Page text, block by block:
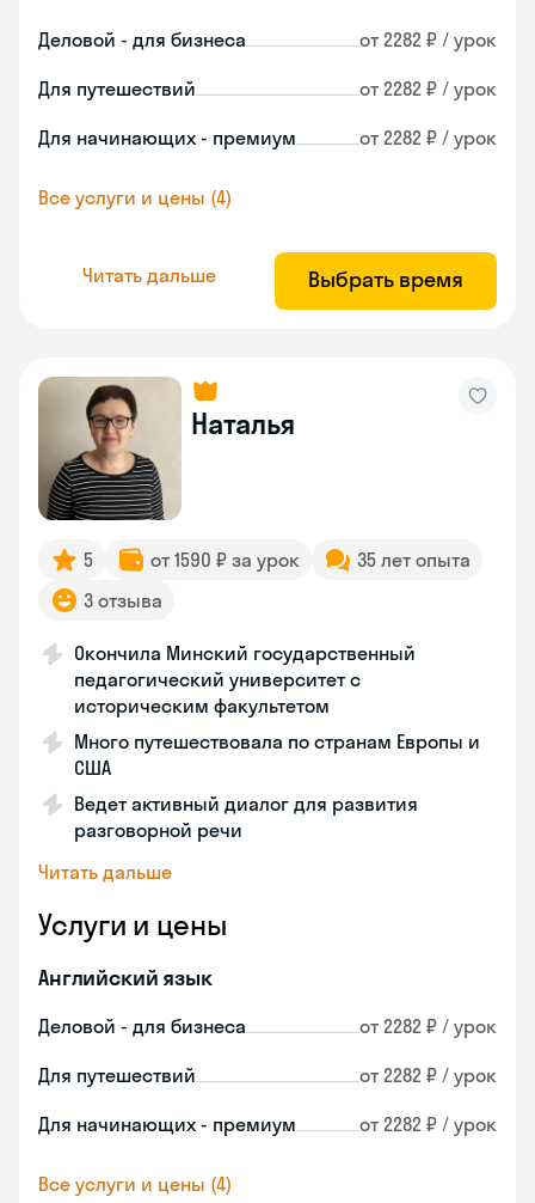
Деловой - для бизнеса от 2282 ₽ / урок
Для путешествий от 2282 ₽ / урок
Для начинающих - премиум от 2282 ₽ / урок
Все услуги и цены (4)
Читать дальше Выбрать время
Наталья
5 от 1590 ₽ за урок
35 лет опыта
3 отзыва
Окончила Минский государственный
педагогический университет с
историческим факультетом
Много путешествовала по странам Европы и
США
Ведет активный диалог для развития
разговорной речи
Читать дальше
Услуги и цены
Английский язык
Деловой - для бизнеса от 2282 ₽ / урок
Для путешествий от 2282 ₽ / урок
Для начинающих - премиум от 2282 ₽ / урок
Все услуги и цены (4)